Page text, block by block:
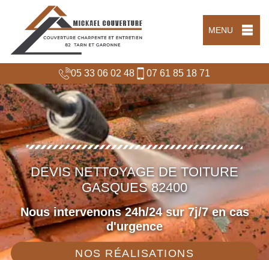
MENU
05 33 06 02 48 07 61 85 18 71
DEVIS NETTOYAGE DE TOITURE
GASQUES 82400
Nous intervenons 24h/24 sur 7j/7 en cas
d'urgence
NOS RÉALISATIONS